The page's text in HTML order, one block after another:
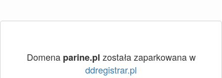
Domena parine.pl została zaparkowana w
ddregistrar.pl